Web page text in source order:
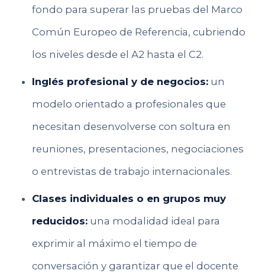
fondo para superar las pruebas del Marco
Común Europeo de Referencia, cubriendo
los niveles desde el A2 hasta el C2.
Inglés profesional y de negocios: un
modelo orientado a profesionales que
necesitan desenvolverse con soltura en
reuniones, presentaciones, negociaciones
o entrevistas de trabajo internacionales.
Clases individuales o en grupos muy
reducidos: una modalidad ideal para
exprimir al máximo el tiempo de
conversación y garantizar que el docente